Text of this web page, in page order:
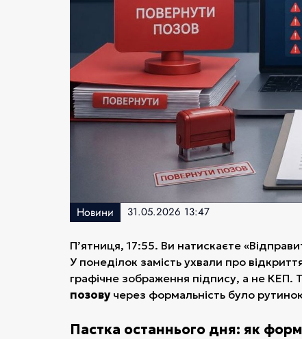
Новини 31.05.2026 13:47
П’ятниця, 17:55. Ви натискаєте
У понеділок замість ухвали про
графічне зображення підпису, а не КЕП.
позовучерез формальність було
Пастка останнього дня: як